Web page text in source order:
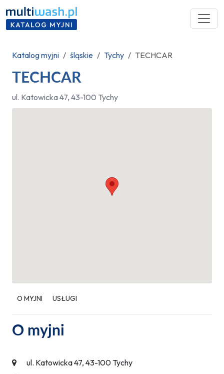
Katalog myjni śląskie Tychy TECHCAR
TECHCAR
ul. Katowicka 47, 43-100 Tychy
O MYJNI USŁUGI
O myjni
ul. Katowicka 47, 43-100 Tychy